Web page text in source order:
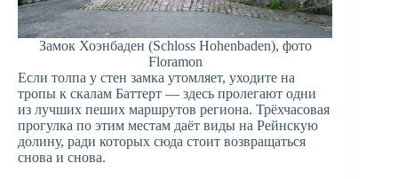
Замок Хоэнбаден (Schloss Hohenbaden), фото
Floramon
Если толпа у стен замка утомляет, уходите на
тропы к скалам Баттерт — здесь пролегают одни
из лучших пеших маршрутов региона. Трёхчасовая
прогулка по этим местам даёт виды на Рейнскую
долину, ради которых сюда стоит возвращаться
снова и снова.